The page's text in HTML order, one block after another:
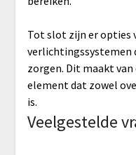
Tot slot zijn er opties
verlichtingssystemen
zorgen. Dit maakt
element dat zowel
is.
Veelgestelde